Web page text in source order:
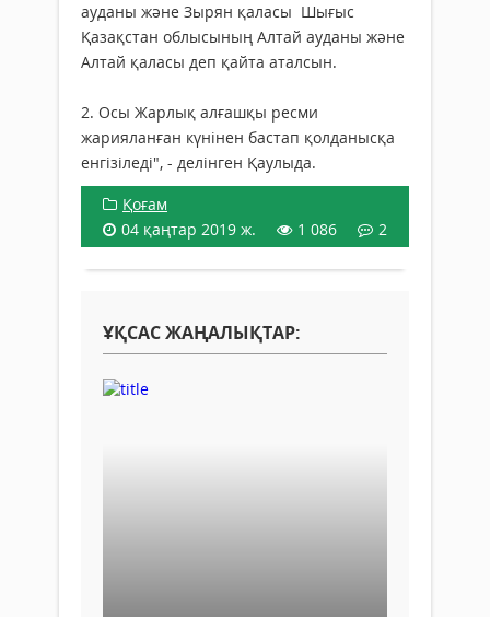
ауданы және Зырян қаласы Шығыс
Қазақстан облысының Алтай ауданы және
Алтай қаласы деп қайта аталсын.
2. Осы Жарлық алғашқы ресми
жарияланған күнінен бастап қолданысқа
енгізіледі", - делінген Қаулыда.
Қоғам
04 қаңтар 2019 ж.
1 086 2
ҰҚСАС ЖАҢАЛЫҚТАР: